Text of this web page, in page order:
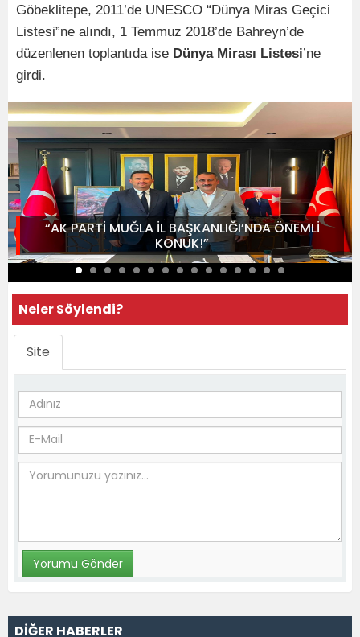
Göbeklitepe, 2011’de UNESCO “Dünya Miras Geçici
Listesi”ne alındı, 1 Temmuz 2018’de Bahreyn’de
düzenlenen toplantıda ise Dünya Mirası Listesi’ne
girdi.
“AK PARTİ MUĞLA İL BAŞKANLIĞI’NDA ÖNEMLİ
KONUK!”
Neler Söylendi?
Site
DİĞER HABERLER